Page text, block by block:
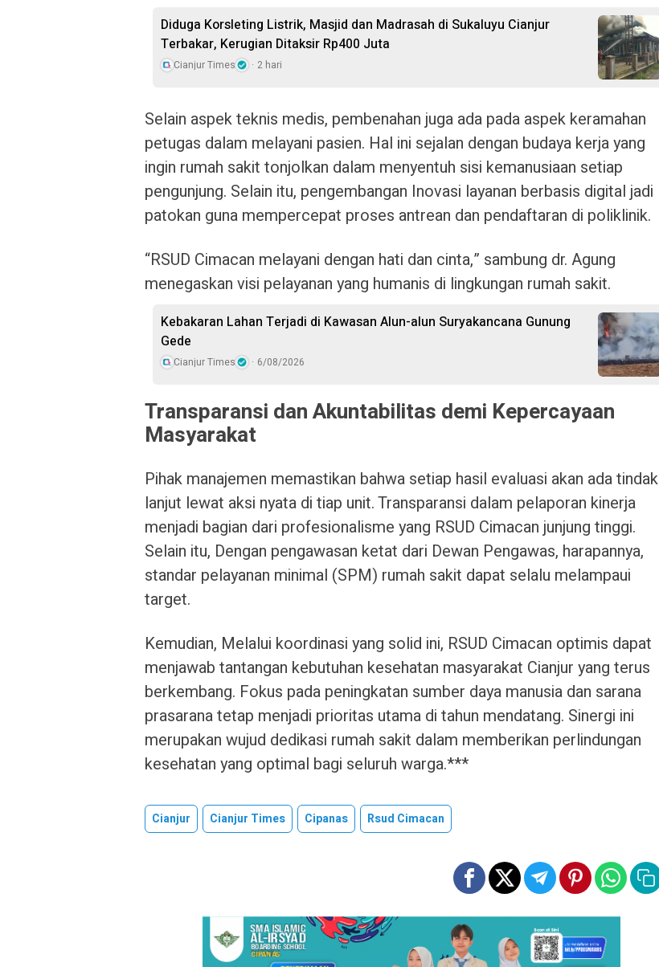
Diduga Korsleting Listrik, Masjid dan Madrasah di Sukaluyu Cianjur
Terbakar, Kerugian Ditaksir Rp400 Juta
Cianjur Times 2 hari
Selain aspek teknis medis, pembenahan juga ada pada aspek keramahan
petugas dalam melayani pasien. Hal ini sejalan dengan budaya kerja yang
ingin rumah sakit tonjolkan dalam menyentuh sisi kemanusiaan setiap
pengunjung. Selain itu, pengembangan Inovasi layanan berbasis digital jadi
patokan guna mempercepat proses antrean dan pendaftaran di poliklinik.
“RSUD Cimacan melayani dengan hati dan cinta,” sambung dr. Agung
menegaskan visi pelayanan yang humanis di lingkungan rumah sakit.
Kebakaran Lahan Terjadi di Kawasan Alun-alun Suryakancana Gunung
Gede
Cianjur Times 6/08/2026
Transparansi dan Akuntabilitas demi Kepercayaan
Masyarakat
Pihak manajemen memastikan bahwa setiap hasil evaluasi akan ada tindak
lanjut lewat aksi nyata di tiap unit. Transparansi dalam pelaporan kinerja
menjadi bagian dari profesionalisme yang RSUD Cimacan junjung tinggi.
Selain itu, Dengan pengawasan ketat dari Dewan Pengawas, harapannya,
standar pelayanan minimal (SPM) rumah sakit dapat selalu melampaui
target.
Kemudian, Melalui koordinasi yang solid ini, RSUD Cimacan optimis dapat
menjawab tantangan kebutuhan kesehatan masyarakat Cianjur yang terus
berkembang. Fokus pada peningkatan sumber daya manusia dan sarana
prasarana tetap menjadi prioritas utama di tahun mendatang. Sinergi ini
merupakan wujud dedikasi rumah sakit dalam memberikan perlindungan
kesehatan yang optimal bagi seluruh warga.***
Cianjur Cianjur Times Cipanas Rsud Cimacan